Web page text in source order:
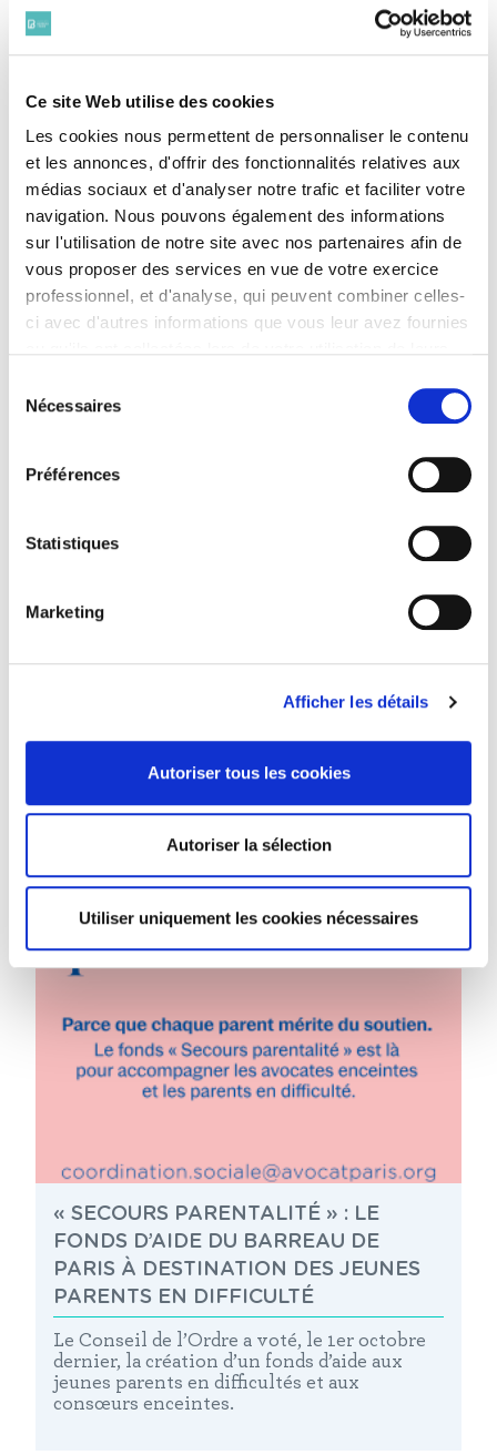
Ce site Web utilise des cookies
Les cookies nous permettent de personnaliser le contenu
et les annonces, d'offrir des fonctionnalités relatives aux
médias sociaux et d'analyser notre trafic et faciliter votre
navigation. Nous pouvons également des informations
sur l'utilisation de notre site avec nos partenaires afin de
vous proposer des services en vue de votre exercice
professionnel, et d'analyse, qui peuvent combiner celles-
ci avec d'autres informations que vous leur avez fournies
continuez à utiliser notre site Web.
Pour en savoir plus sur notre politique de traitement,
Nécessaires
Préférences
Statistiques
Marketing
Afficher les détails
Autoriser tous les cookies
Autoriser la sélection
Utiliser uniquement les cookies nécessaires
TIMBRES BRA : PAYER EN LIGNE
Ce e)Service est accessible depuis votre
espace professionnel !
« SECOURS PARENTALITÉ » : LE
FONDS D’AIDE DU BARREAU DE
PARIS À DESTINATION DES JEUNES
PARENTS EN DIFFICULTÉ
Le Conseil de l’Ordre a voté, le 1er octobre
dernier, la création d’un fonds d’aide aux
jeunes parents en difficultés et aux
consœurs enceintes.